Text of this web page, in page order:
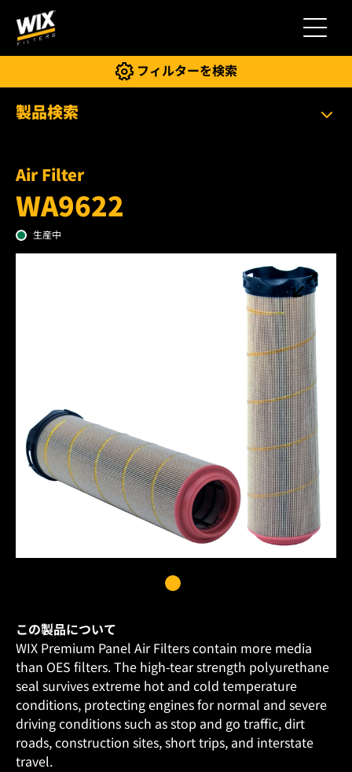
切り替え
フィルターを検索
製品検索
Air Filter
WA9622
生産中
この製品について
WIX Premium Panel Air Filters contain more media
than OES filters. The high-tear strength polyurethane
seal survives extreme hot and cold temperature
conditions, protecting engines for normal and severe
driving conditions such as stop and go traffic, dirt
roads, construction sites, short trips, and interstate
travel.